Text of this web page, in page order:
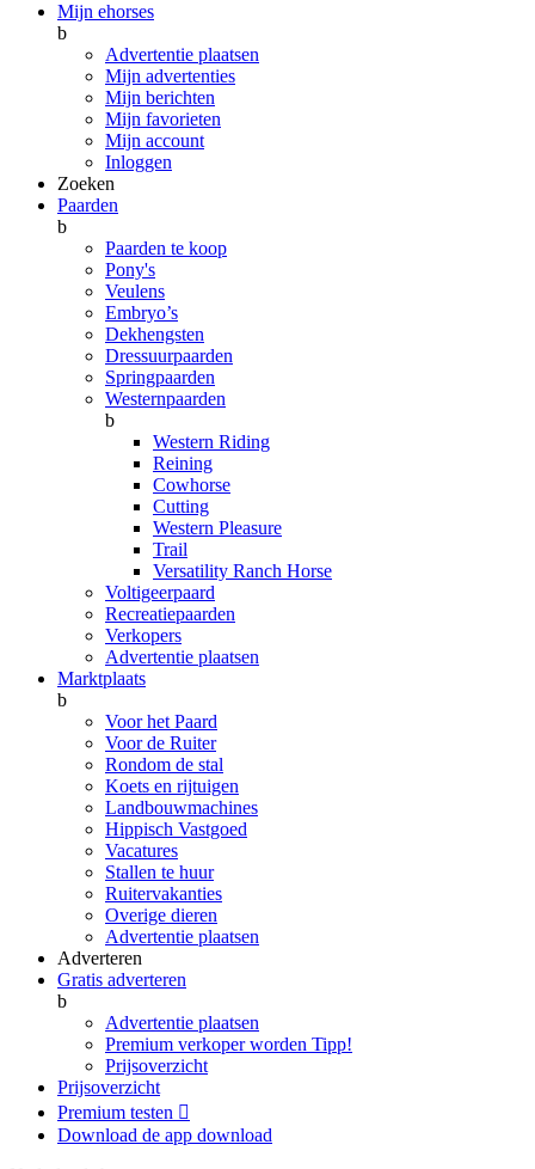
Mijn ehorses
b
Advertentie plaatsen
Mijn advertenties
Mijn berichten
Mijn favorieten
Mijn account
Inloggen
Zoeken
Paarden
b
Paarden te koop
Pony's
Veulens
Embryo’s
Dekhengsten
Dressuurpaarden
Springpaarden
Westernpaarden
b
Western Riding
Reining
Cowhorse
Cutting
Western Pleasure
Trail
Versatility Ranch Horse
Voltigeerpaard
Recreatiepaarden
Verkopers
Advertentie plaatsen
Marktplaats
b
Voor het Paard
Voor de Ruiter
Rondom de stal
Koets en rijtuigen
Landbouwmachines
Hippisch Vastgoed
Vacatures
Stallen te huur
Ruitervakanties
Overige dieren
Advertentie plaatsen
Adverteren
Gratis adverteren
b
Advertentie plaatsen
Premium verkoper worden Tipp!
Prijsoverzicht
Prijsoverzicht
Premium testen 
Download de app download